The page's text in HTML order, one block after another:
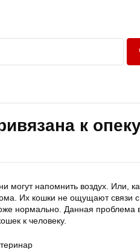
к
могут напомнить воздух. Или,
Их кошки не ощущают связи
нормально. Данная проблема
к человеку.